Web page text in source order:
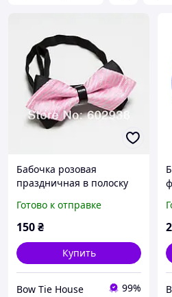
Бабочка розовая
праздничная в полоску
Готово к отправке
150₴
Купить
Bow Tie House 99%